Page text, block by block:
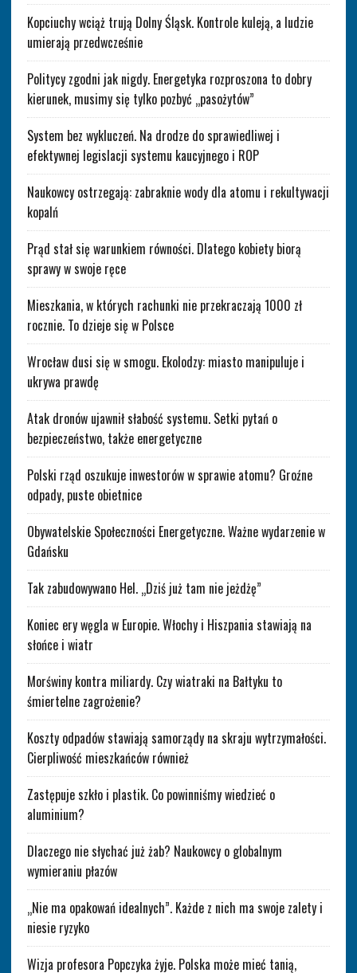
Kopciuchy wciąż trują Dolny Śląsk. Kontrole kuleją, a ludzie
umierają przedwcześnie
Politycy zgodni jak nigdy. Energetyka rozproszona to dobry
kierunek, musimy się tylko pozbyć „pasożytów”
System bez wykluczeń. Na drodze do sprawiedliwej i
efektywnej legislacji systemu kaucyjnego i ROP
Naukowcy ostrzegają: zabraknie wody dla atomu i rekultywacji
kopalń
Prąd stał się warunkiem równości. Dlatego kobiety biorą
sprawy w swoje ręce
Mieszkania, w których rachunki nie przekraczają 1000 zł
rocznie. To dzieje się w Polsce
Wrocław dusi się w smogu. Ekolodzy: miasto manipuluje i
ukrywa prawdę
Atak dronów ujawnił słabość systemu. Setki pytań o
bezpieczeństwo, także energetyczne
Polski rząd oszukuje inwestorów w sprawie atomu? Groźne
odpady, puste obietnice
Obywatelskie Społeczności Energetyczne. Ważne wydarzenie w
Gdańsku
Tak zabudowywano Hel. „Dziś już tam nie jeżdżę”
Koniec ery węgla w Europie. Włochy i Hiszpania stawiają na
słońce i wiatr
Morświny kontra miliardy. Czy wiatraki na Bałtyku to
śmiertelne zagrożenie?
Koszty odpadów stawiają samorządy na skraju wytrzymałości.
Cierpliwość mieszkańców również
Zastępuje szkło i plastik. Co powinniśmy wiedzieć o
aluminium?
Dlaczego nie słychać już żab? Naukowcy o globalnym
wymieraniu płazów
„Nie ma opakowań idealnych”. Każde z nich ma swoje zalety i
niesie ryzyko
Wizja profesora Popczyka żyje. Polska może mieć tanią,